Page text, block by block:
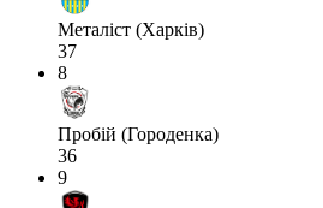
Металіст (Харків)
37
8
Пробій (Городенка)
36
9